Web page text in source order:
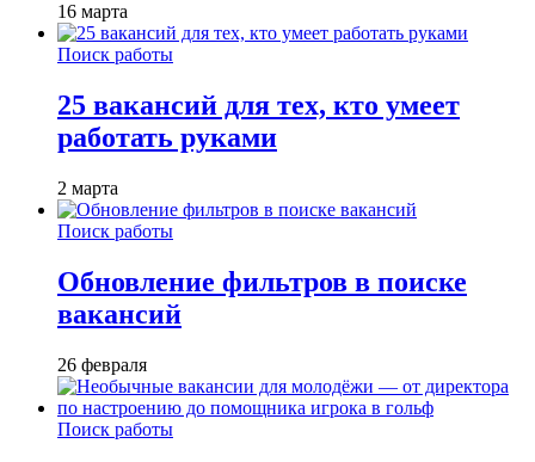
16 марта
Поиск работы
25 вакансий для тех, кто умеет
работать руками
2 марта
Поиск работы
Обновление фильтров в поиске
вакансий
26 февраля
Поиск работы